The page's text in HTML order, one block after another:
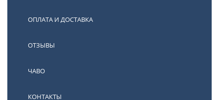
ОПЛАТА И ДОСТАВКА
ОТЗЫВЫ
ЧАВО
КОНТАКТЫ